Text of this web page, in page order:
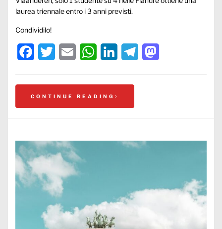
laurea triennale entro i 3 anni previsti.
Condividilo!
Facebook
Twitter Email WhatsAppLinkedInTelegram
CONTINUE READING